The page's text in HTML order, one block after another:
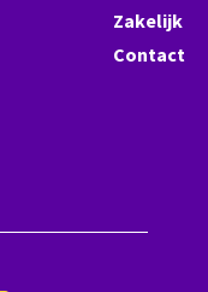
Zakelijk
Contact